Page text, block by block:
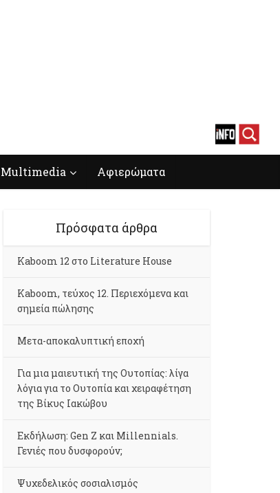
Multimedia Αφιερώματα
Πρόσφατα άρθρα
Kaboom 12 στο Literature House
Kaboom, τεύχος 12. Περιεχόμενα και
σημεία πώλησης
Μετα-αποκαλυπτική εποχή
Για μια μαιευτική της Ουτοπίας: λίγα
λόγια για το Ουτοπία και χειραφέτηση
της Βίκυς Ιακώβου
Εκδήλωση: Gen Z και Millennials.
Γενιές που δυσφορούν;
Ψυχεδελικός σοσιαλισμός